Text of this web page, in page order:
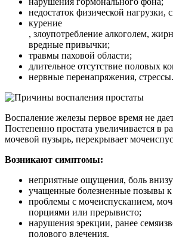
недостаток физической нагрузки,
курение
, злоупотребление алкоголем,
вредные привычки;
травмы паховой области;
длительное отсутствие половых
нервные перенапряжения, стрессы.
Воспаление железы первое время не
Постепенно простата увеличивается в
мочевой пузырь, перекрывает
Возникают симптомы:
неприятные ощущения, боль
учащенные болезненные позывы
проблемы с мочеиспусканием,
порциями или прерывисто;
нарушения эрекции, ранее
полового влечения.